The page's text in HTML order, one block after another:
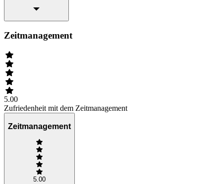
Zeitmanagement
5.00
Zufriedenheit mit dem Zeitmanagement
Zeitmanagement
5.00